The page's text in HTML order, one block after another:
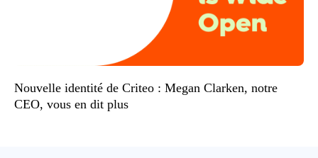
Nouvelle identité de Criteo : Megan Clarken, notre
CEO, vous en dit plus